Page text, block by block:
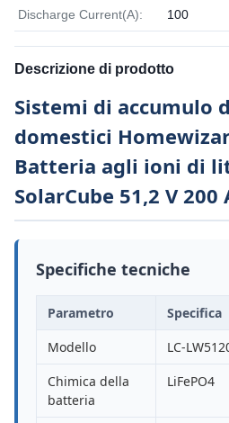
Discharge Current(A): 100
Descrizione di prodotto
Sistemi di accumulo
domestici
Batteria agli ioni di
SolarCube 51,2 V 200
Specifiche tecniche
Parametro
Specifica
Modello
LC-
Chimica della
batteria
LiFePO4